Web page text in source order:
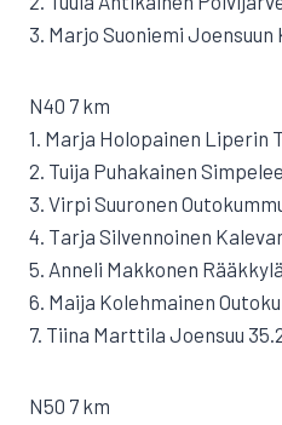
3. Marjo Suoniemi Joensuun
N40 7 km
1. Marja Holopainen Liperin
2. Tuija Puhakainen
3. Virpi Suuronen
4. Tarja Silvennoinen
5. Anneli Makkonen
6. Maija Kolehmainen
7. Tiina Marttila Joensuu
N50 7 km